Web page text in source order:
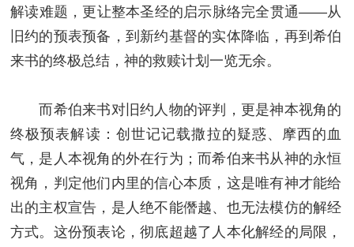
解读难题，更让整本圣经的启示脉络完全贯通——从
旧约的预表预备，到新约基督的实体降临，再到希伯
来书的终极总结，神的救赎计划一览无余。
而希伯来书对旧约人物的评判，更是神本视角的
终极预表解读：创世记记载撒拉的疑惑、摩西的血
气，是人本视角的外在行为；而希伯来书从神的永恒
视角，判定他们内里的信心本质，这是唯有神才能给
出的主权宣告，是人绝不能僭越、也无法模仿的解经
方式。这份预表论，彻底超越了人本化解经的局限，